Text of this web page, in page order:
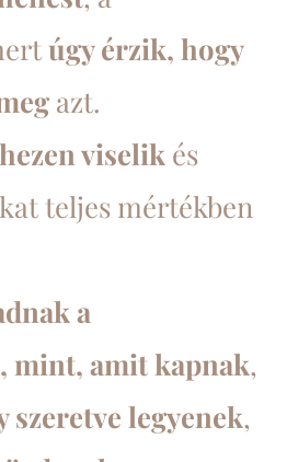
úgy érzik, hogy
azt.
viselik és
teljes mértékben
a
mint, amit kapnak,
szeretve legyenek,